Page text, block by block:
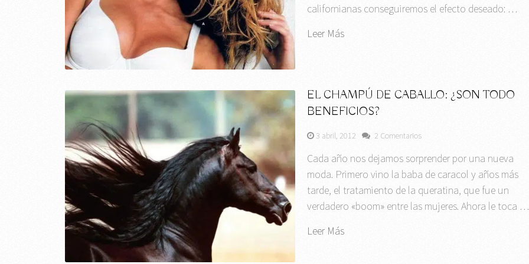
californianas conseguiremos el efecto deseado: …
Leer Más
EL CHAMPÚ DE CABALLO: ¿SON TODO
BENEFICIOS?
3 abril, 2012 2 Comentarios
Cada año nos dejamos sorprender por una nueva
moda. Primero vino la baba de caracol y años más
tarde, el tratamiento de la queratina, que fue un
verdadero «boom» entre las mujeres. Ahora le toca …
Leer Más